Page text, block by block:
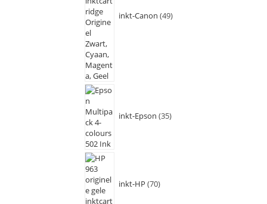
inkt-Canon 49
inkt-Epson 35
inkt-HP 70